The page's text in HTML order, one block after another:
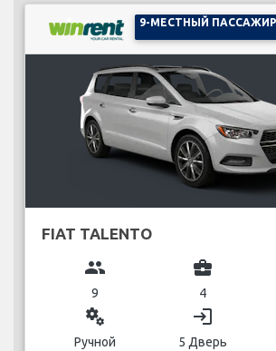
FIAT TALENTO
group
9
business_center
4
miscellaneous_services
Ручной
login
5 Дверь